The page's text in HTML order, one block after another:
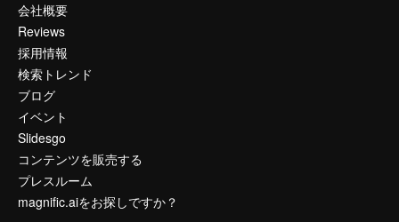
会社概要
Reviews
採用情報
検索トレンド
ブログ
イベント
Slidesgo
コンテンツを販売する
プレスルーム
magnific.aiをお探しですか？